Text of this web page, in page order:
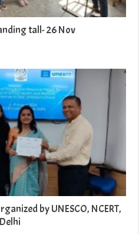
tall- 26 Nov
by UNESCO, NCERT,